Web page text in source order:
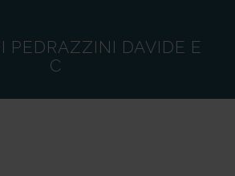
PEDRAZZINI DAVIDE E
C